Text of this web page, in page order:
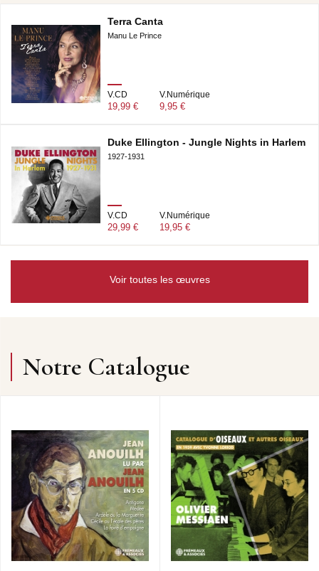
Terra Canta
Manu Le Prince
V.CD
19,99 €
V.Numérique
9,95 €
Duke Ellington - Jungle Nights in Harlem
1927-1931
V.CD
29,99 €
V.Numérique
19,95 €
Voir toutes les œuvres
Notre Catalogue